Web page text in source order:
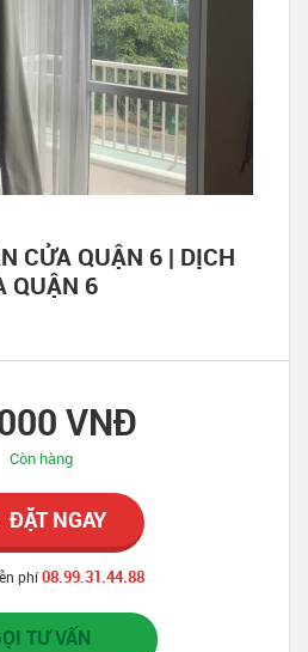
CỬA QUẬN 6 | DỊCH
QUẬN 6
VNĐ
Còn hàng
ĐẶT NGAY
phí08.99.31.44.88
TƯ VẤN